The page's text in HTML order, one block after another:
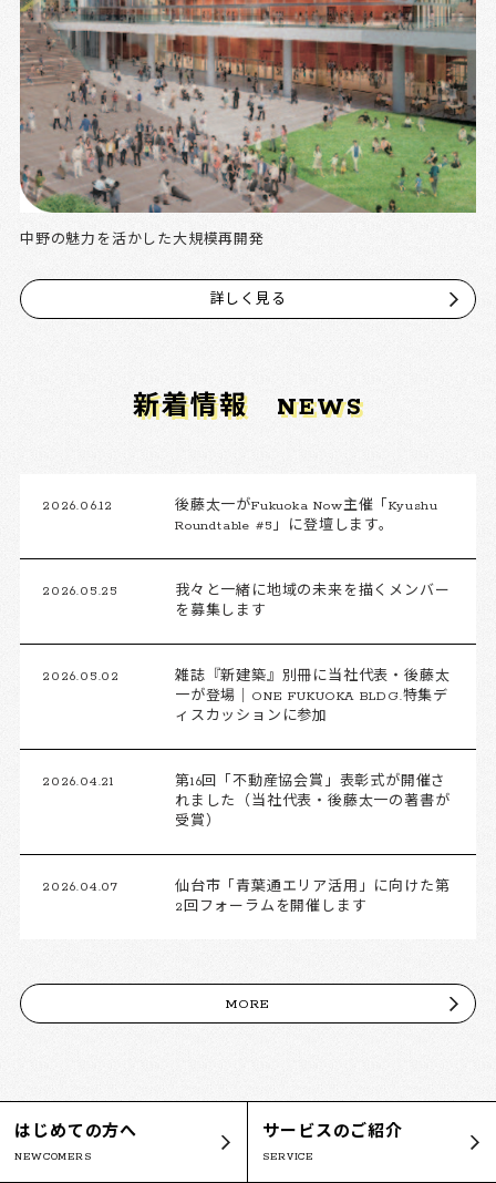
中野の魅力を活かした大規模再開発
詳しく見る
新着情報 NEWS
2026.06.12
後藤太一がFukuoka Now主催「Kyushu
Roundtable #5」に登壇します。
2026.05.25
我々と一緒に地域の未来を描くメンバー
を募集します
2026.05.02
雑誌『新建築』別冊に当社代表・後藤太
一が登場｜ONE FUKUOKA BLDG.特集デ
ィスカッションに参加
2026.04.21
第16回「不動産協会賞」表彰式が開催さ
れました（当社代表・後藤太一の著書が
受賞）
2026.04.07
仙台市「青葉通エリア活用」に向けた第
2回フォーラムを開催します
MORE
はじめての方へ
NEWCOMERS
サービスのご紹介
SERVICE